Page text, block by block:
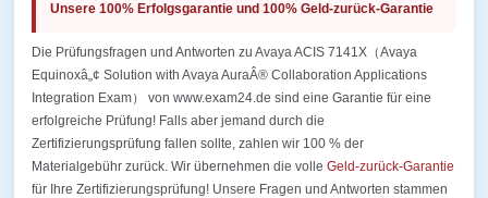
Unsere 100% Erfolgsgarantie und 100% Geld-zurück-Garantie
Die Prüfungsfragen und Antworten zu Avaya ACIS 7141X（Avaya
Equinoxâ„¢ Solution with Avaya AuraÂ® Collaboration Applications
Integration Exam） von www.exam24.de sind eine Garantie für eine
erfolgreiche Prüfung! Falls aber jemand durch die
Zertifizierungsprüfung fallen sollte, zahlen wir 100 % der
Materialgebühr zurück. Wir übernehmen die volle Geld-zurück-Garantie
für Ihre Zertifizierungsprüfung! Unsere Fragen und Antworten stammen